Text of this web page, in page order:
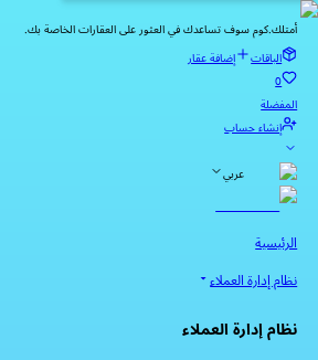
أمتلك.كوم سوف تساعدك في العثور على العقارات الخاصة بك.
الباقات
إضافة عقار
0
المفضلة
إنشاء حساب
عربي
الرئيسية
نظام إدارة العملاء
نظام إدارة العملاء